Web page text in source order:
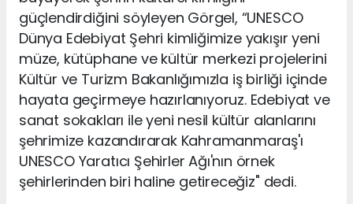
güçlendirdiğini söyleyen Görgel, “UNESCO
Dünya Edebiyat Şehri kimliğimize yakışır yeni
müze, kütüphane ve kültür merkezi projelerini
Kültür ve Turizm Bakanlığımızla iş birliği içinde
hayata geçirmeye hazırlanıyoruz. Edebiyat ve
sanat sokakları ile yeni nesil kültür alanlarını
şehrimize kazandırarak Kahramanmaraş'ı
UNESCO Yaratıcı Şehirler Ağı'nın örnek
şehirlerinden biri haline getireceğiz" dedi.